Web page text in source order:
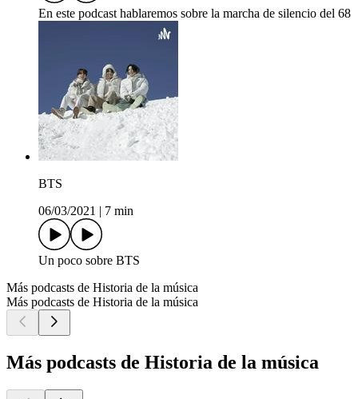
En este podcast hablaremos sobre la marcha de silencio del 68
BTS
06/03/2021
7 min
Un poco sobre BTS
Más podcasts de Historia de la música
Más podcasts de Historia de la música
Más podcasts de Historia de la música